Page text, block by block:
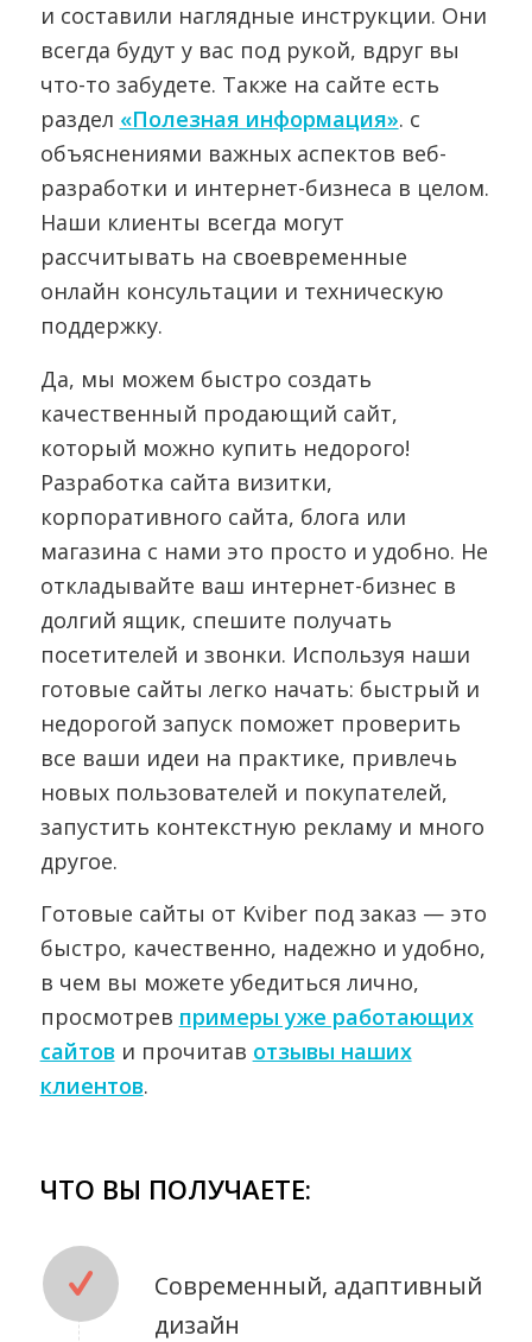
и составили наглядные инструкции. Они
всегда будут у вас под рукой, вдруг вы
что-то забудете. Также на сайте есть
раздел «Полезная информация». с
объяснениями важных аспектов веб-
разработки и интернет-бизнеса в целом.
Наши клиенты всегда могут
рассчитывать на своевременные
онлайн консультации и техническую
поддержку.
Да, мы можем быстро создать
качественный продающий сайт,
который можно купить недорого!
Разработка сайта визитки,
корпоративного сайта, блога или
магазина с нами это просто и удобно. Не
откладывайте ваш интернет-бизнес в
долгий ящик, спешите получать
посетителей и звонки. Используя наши
готовые сайты легко начать: быстрый и
недорогой запуск поможет проверить
все ваши идеи на практике, привлечь
новых пользователей и покупателей,
запустить контекстную рекламу и много
другое.
Готовые сайты от Kviber под заказ — это
быстро, качественно, надежно и удобно,
в чем вы можете убедиться лично,
просмотрев примеры уже работающих
сайтов и прочитав отзывы наших
клиентов.
ЧТО ВЫ ПОЛУЧАЕТЕ:
Современный, адаптивный
дизайн